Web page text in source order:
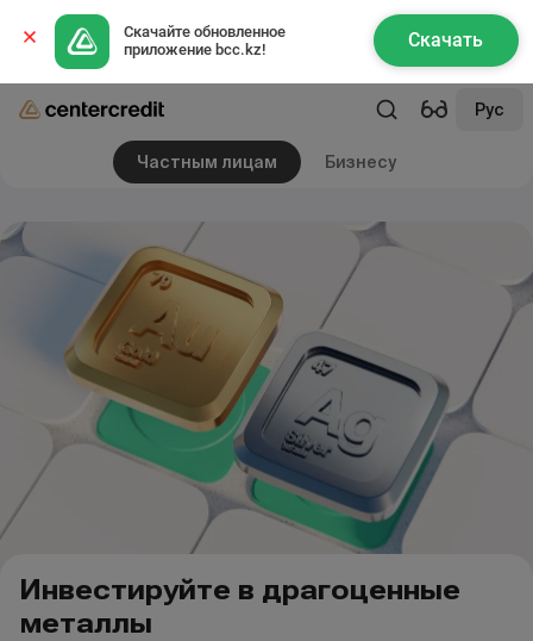
Скачайте обновленное
приложение bcc.kz!
Скачать
Рус
Частным лицам Бизнесу
Инвестируйте в драгоценные
металлы